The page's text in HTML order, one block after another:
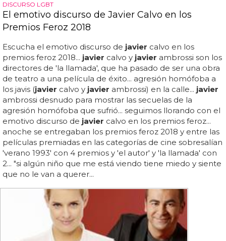
DISCURSO LGBT
El emotivo discurso de Javier Calvo en los
Premios Feroz 2018
Escucha el emotivo discurso de javier calvo en los
premios feroz 2018... javier calvo y javier ambrossi son los
directores de 'la llamada', que ha pasado de ser una obra
de teatro a una película de éxito... agresión homófoba a
los javis (javier calvo y javier ambrossi) en la calle... javier
ambrossi desnudo para mostrar las secuelas de la
agresión homófoba que sufrió... seguimos llorando con el
emotivo discurso de javier calvo en los premios feroz...
anoche se entregaban los premios feroz 2018 y entre las
películas premiadas en las categorías de cine sobresalían
'verano 1993' con 4 premios y 'el autor' y 'la llamada' con
2... "si algún niño que me está viendo tiene miedo y siente
que no le van a querer...